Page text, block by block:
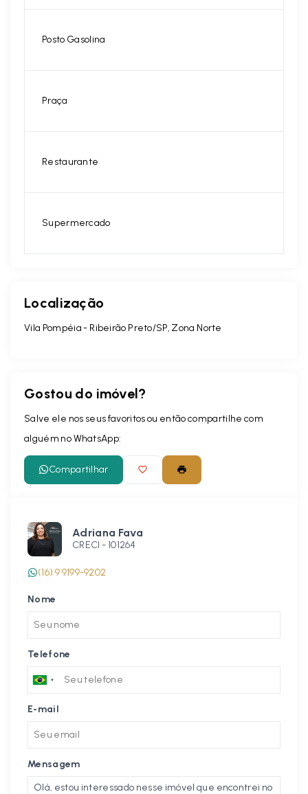
Posto Gasolina
Praça
Restaurante
Supermercado
Localização
Vila Pompéia - Ribeirão Preto/SP, Zona Norte
Gostou do imóvel?
Salve ele nos seus favoritos ou então compartilhe com
alguém no WhatsApp:
Compartilhar
Adriana Fava
CRECI - 101264
(16) 9 9199-9202
Nome
Telefone
E-mail
Mensagem